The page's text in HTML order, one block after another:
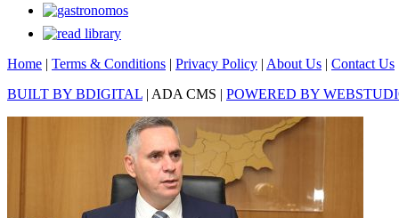
Home | Terms & Conditions | Privacy Policy | About Us | Contact Us
BUILT BY BDIGITAL | ADA CMS | POWERED BY